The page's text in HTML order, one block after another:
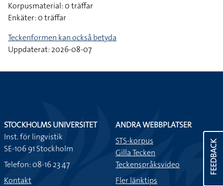
Korpusmaterial: 0 träffar
Enkäter: 0 träffar
Teckenformen kan också betyda
Uppdaterat: 2026-08-07
FEEDBACK
STOCKHOLMS UNIVERSITET
Inst. för lingvistik
SE-106 91 Stockholm
Telefon: 08-16 23 47
Kontakt
ANDRA WEBBPLATSER
STS-korpus
Gilla Tecken
Teckenspråksvideo
Fler länktips